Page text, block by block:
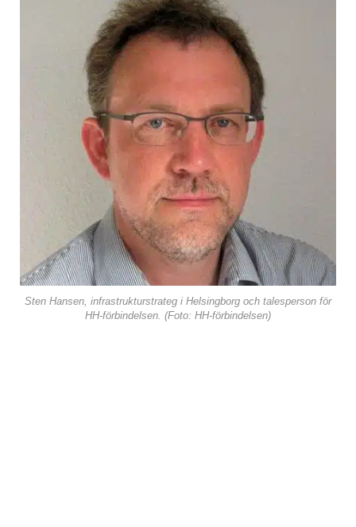
Sten Hansen, infrastrukturstrateg i Helsingborg och talesperson för
HH-förbindelsen. (Foto: HH-förbindelsen)